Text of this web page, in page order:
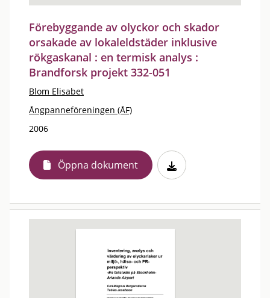
Förebyggande av olyckor och skador
orsakade av lokaleldstäder inklusive
rökgaskanal : en termisk analys :
Brandforsk projekt 332-051
Blom Elisabet
Ångpanneföreningen (ÅF)
2006
Öppna dokument